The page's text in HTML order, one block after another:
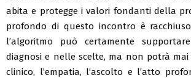
abita e protegge i valori fondanti della
profondo di questo incontro è
l’algoritmo può certamente
diagnosi e nelle scelte, ma non potrà
clinico, l’empatia, l’ascolto e l’atto